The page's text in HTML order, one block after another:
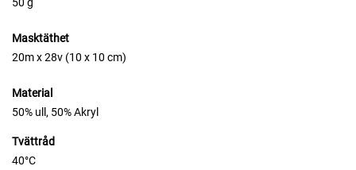
Masktäthet
20m x 28v (10 x 10 cm)
Material
50% ull, 50% Akryl
Tvättråd
40°C